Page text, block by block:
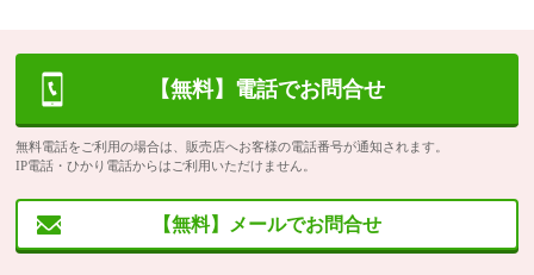
【無料】電話でお問合せ
無料電話をご利用の場合は、販売店へお客様の電話番号が通知されます。
IP電話・ひかり電話からはご利用いただけません。
【無料】メールでお問合せ